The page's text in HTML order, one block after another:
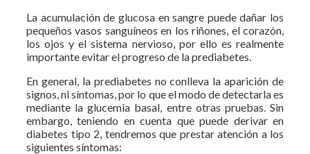
La acumulación de glucosa en sangre puede dañar los
pequeños vasos sanguíneos en los riñones, el corazón,
los ojos y el sistema nervioso, por ello es realmente
importante evitar el progreso de la prediabetes.
En general, la prediabetes no conlleva la aparición de
signos, ni síntomas, por lo que el modo de detectarla es
mediante la glucemia basal, entre otras pruebas. Sin
embargo, teniendo en cuenta que puede derivar en
diabetes tipo 2, tendremos que prestar atención a los
siguientes síntomas: